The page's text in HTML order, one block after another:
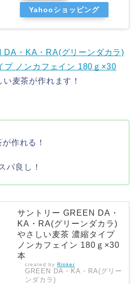
Yahooショッピング
DA・KA・RA(グリーンダカラ)
プ ノンカフェイン 180ｇ×30
麦茶が作れます！
作れる！
パ良し！
サントリー GREEN DA・
KA・RA(グリーンダカラ)
やさしい麦茶 濃縮タイプ
ノンカフェイン 180ｇ×30
本
created by Rinker
GREEN DA・KA・RA(グリー
ンダカラ)